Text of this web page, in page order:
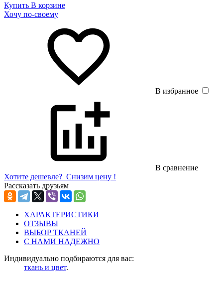
Купить В корзине
Хочу по-своему
В избранное
В сравнение
Хотите дешевле? Снизим цену !
Рассказать друзьям
ХАРАКТЕРИСТИКИ
ОТЗЫВЫ
ВЫБОР ТКАНЕЙ
С НАМИ НАДЕЖНО
Индивидуально подбираются для вас:
ткань и цвет.